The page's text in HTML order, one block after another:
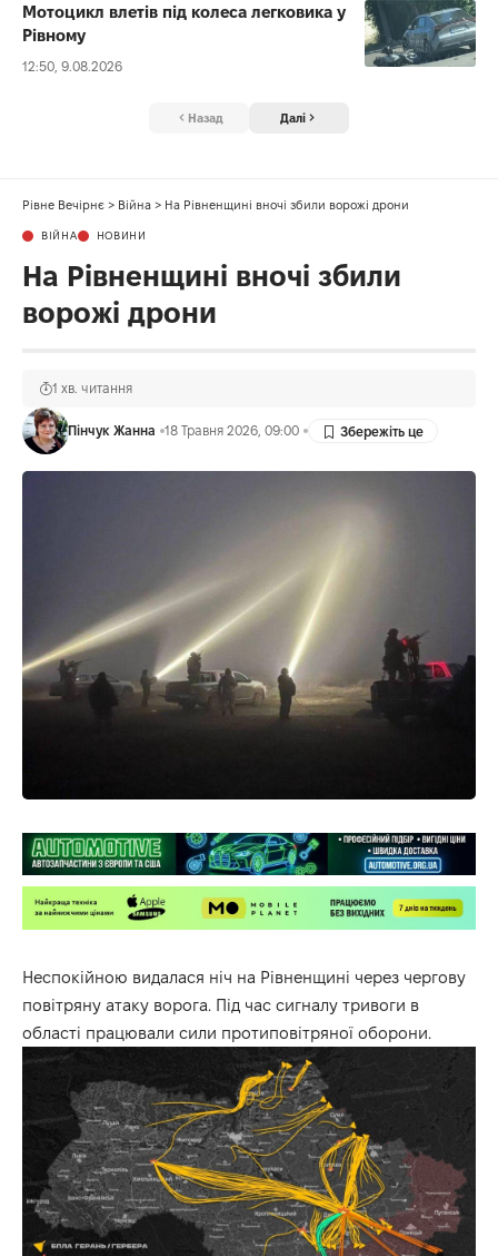
Мотоцикл влетів під колеса легковика у
Рівному
12:50, 9.08.2026
Назад Далі
Рівне Вечірнє > Війна > На Рівненщині вночі збили ворожі дрони
ВІЙНА НОВИНИ
На Рівненщині вночі збили
ворожі дрони
Пінчук Жанна 18 Травня 2026, 09:00
1 хв. читання
Неспокійною видалася ніч на Рівненщині через чергову
повітряну атаку ворога. Під час сигналу тривоги в
області працювали сили протиповітряної оборони.